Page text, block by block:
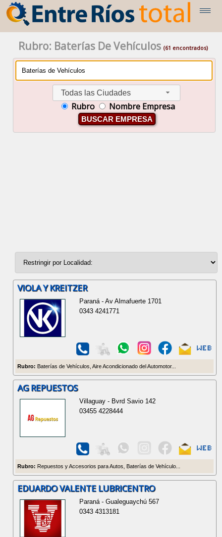
Rubro: Baterías De Vehículos(61 encontrados)
Todas las Ciudades
Rubro Nombre Empresa
BUSCAR EMPRESA
VIOLA Y KREITZER
Paraná - Av Almafuerte 1701
0343 4241771
Rubro: Baterías de Vehículos, Aire Acondicionado del Automotor...
AG REPUESTOS
Villaguay - Bvrd Savio 142
03455 4228444
Rubro: Repuestos y Accesorios para Autos, Baterías de Vehículo...
EDUARDO VALENTE LUBRICENTRO
Paraná - Gualeguaychú 567
0343 4313181